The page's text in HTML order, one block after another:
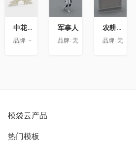
藏
中花-12
品牌: -
藏
军事人
品牌:无
农耕文化墙
品牌: 无
模袋云产品
别墅设计营销
热门模板